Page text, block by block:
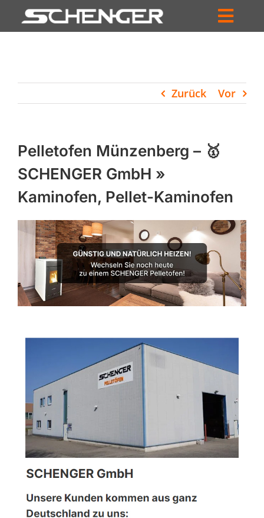
Inhalt
HÄNDLERSUCHE
UNTERNEHMEN
PROFIL
WARENKORB
PRODUCTS
SEARCH
Zurück Vor
Pelletofen Münzenberg – 🥇
SCHENGER GmbH »
Kaminofen, Pellet-Kaminofen